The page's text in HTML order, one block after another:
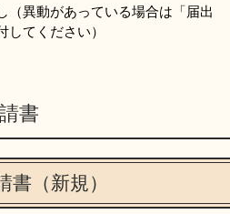
（異動があっている場合は「届出
してください）
書
書（新規）